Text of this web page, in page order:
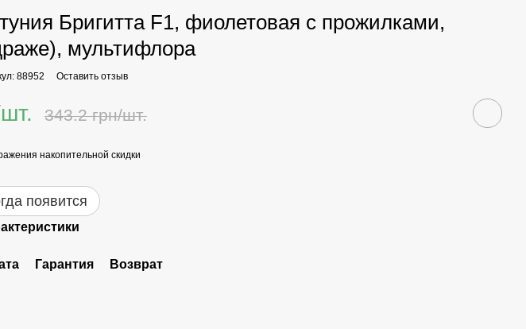
Бригитта F1, фиолетовая с прожилками,
мультифлора
88952 Оставить отзыв
343.2 грн/шт.
накопительной скидки
появится
Гарантия Возврат